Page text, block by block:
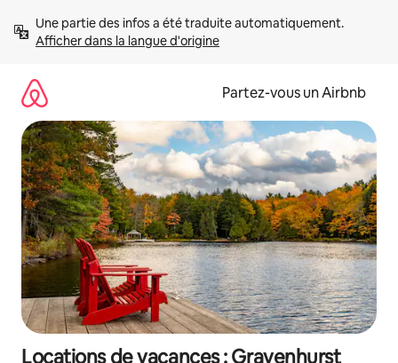
directement
Afficher dans la langue d'origine
Partez-vous un Airbnb
Locations de vacances : Gravenhurst